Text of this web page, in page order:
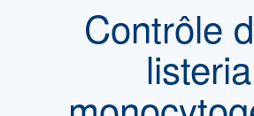
Contrôle
listeria